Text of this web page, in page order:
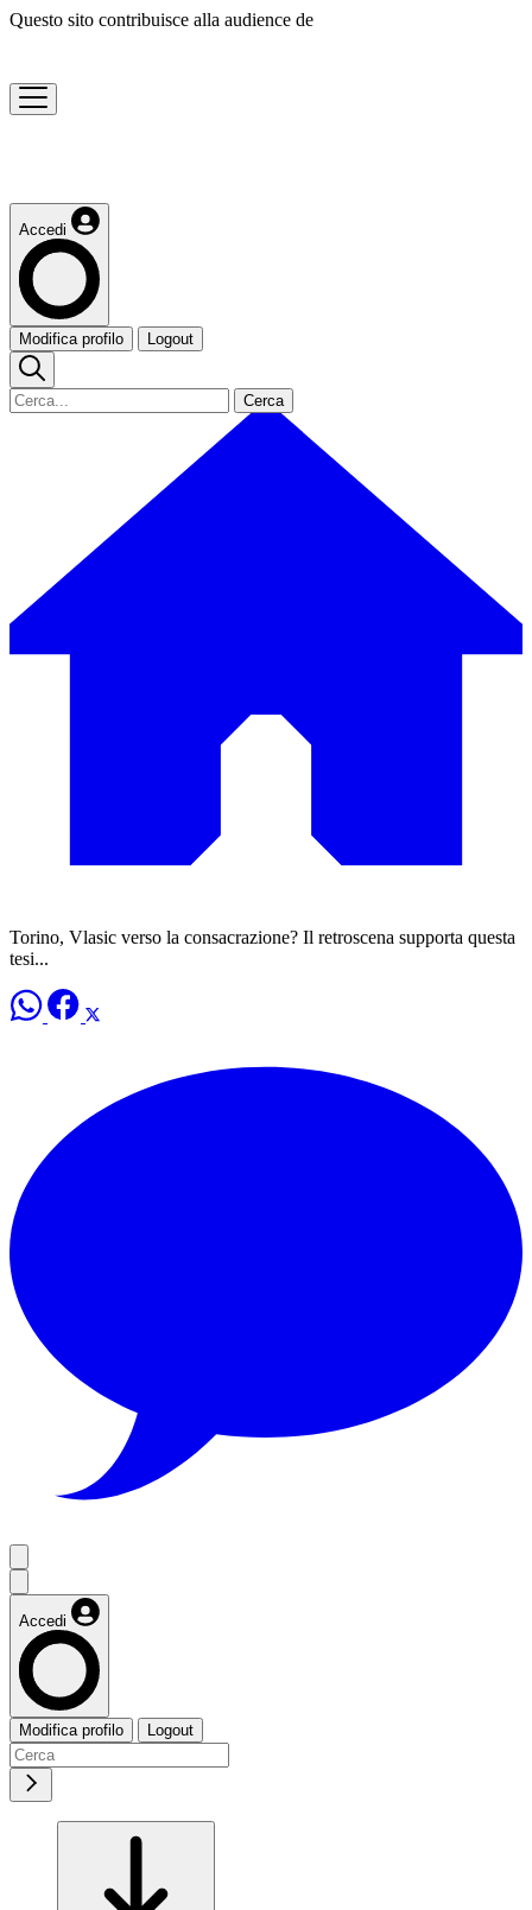
Questo sito contribuisce alla audience de
Accedi
Modifica profilo Logout
Cerca
Torino, Vlasic verso la consacrazione? Il retroscena supporta questa
tesi...
Accedi
Modifica profilo Logout